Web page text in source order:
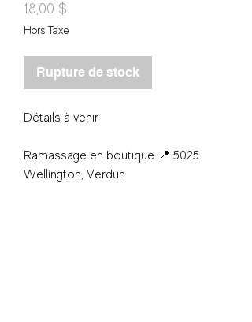
18,00 $
Hors Taxe
Rupture de stock
Détails à venir
Ramassage en boutique 📍 5025
Wellington, Verdun